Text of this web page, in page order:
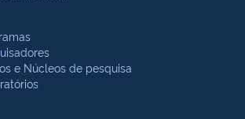
e Núcleos de pesquisa